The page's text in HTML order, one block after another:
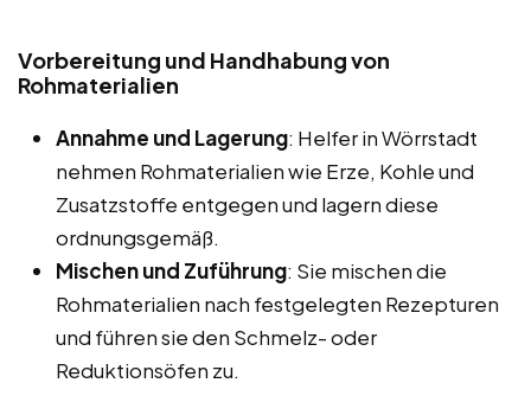
Vorbereitung und Handhabung von
Rohmaterialien
Annahme und Lagerung: Helfer in Wörrstadt
nehmen Rohmaterialien wie Erze, Kohle und
Zusatzstoffe entgegen und lagern diese
ordnungsgemäß.
Mischen und Zuführung: Sie mischen die
Rohmaterialien nach festgelegten Rezepturen
und führen sie den Schmelz- oder
Reduktionsöfen zu.